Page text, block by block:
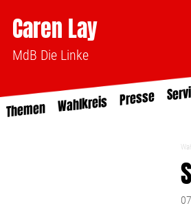
Caren Lay
MdB Die Linke
Themen Wahlkreis Presse